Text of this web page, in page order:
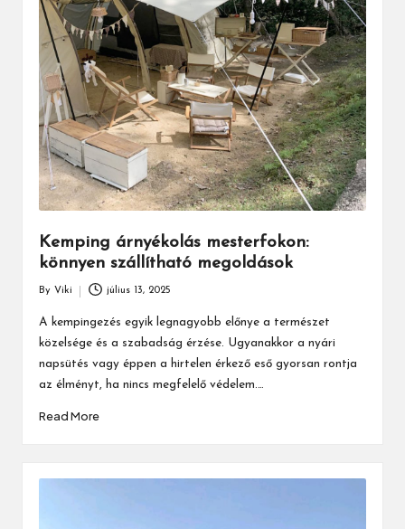
Kemping árnyékolás mesterfokon:
könnyen szállítható megoldások
by
By Viki július 13, 2025
A kempingezés egyik legnagyobb előnye a természet
közelsége és a szabadság érzése. Ugyanakkor a nyári
napsütés vagy éppen a hirtelen érkező eső gyorsan rontja
az élményt, ha nincs megfelelő védelem.…
Read More